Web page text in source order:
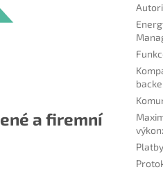
a firemní
výkon:
Platby